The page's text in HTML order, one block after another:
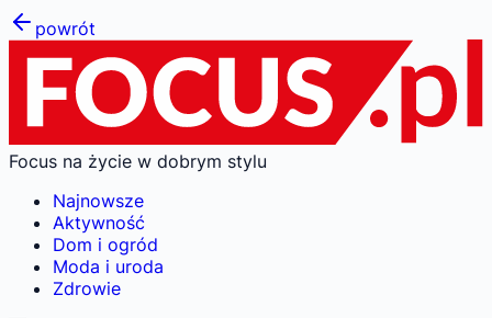
powrót
Focus na życie w dobrym stylu
Najnowsze
Aktywność
Dom i ogród
Moda i uroda
Zdrowie